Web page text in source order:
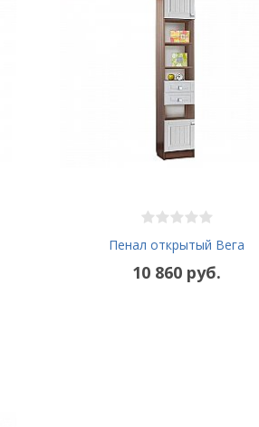
Пенал открытый Вега
10 860 руб.